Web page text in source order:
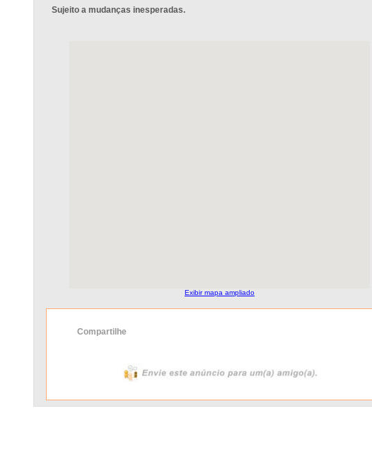
Sujeito a mudanças inesperadas.
Exibir mapa ampliado
Compartilhe